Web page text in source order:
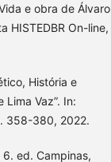
e obra de Álvaro
HISTEDBR On-line,
História e
Vaz”. In:
358-380, 2022.
ed. Campinas,